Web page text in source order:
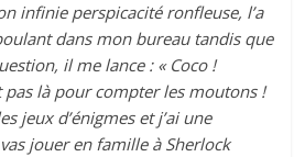
infinie perspicacité ronfleuse, l’a
dans mon bureau tandis que
il me lance : « Coco !
pas là pour compter les moutons !
jeux d’énigmes et j’ai une
jouer en famille à Sherlock